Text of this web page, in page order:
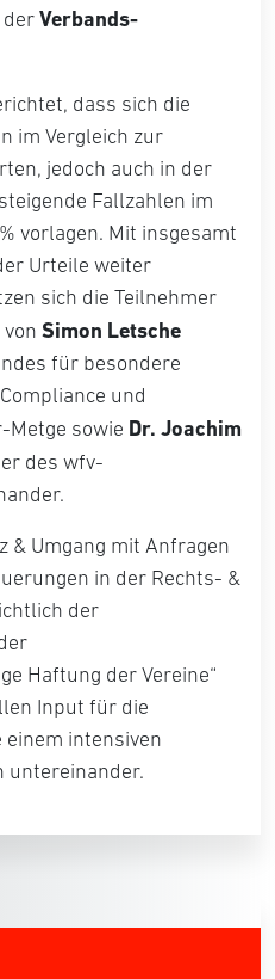
Verbands-
dass sich die
im Vergleich zur
jedoch auch in der
Fallzahlen im
vorlagen. Mit insgesamt
Urteile weiter
sich die Teilnehmer
Simon Letsche
für besondere
und
Metge sowie Dr. Joachim
des wfv-
& Umgang mit Anfragen
in der Rechts- &
der
Haftung der Vereine“
Input für die
intensiven
untereinander.